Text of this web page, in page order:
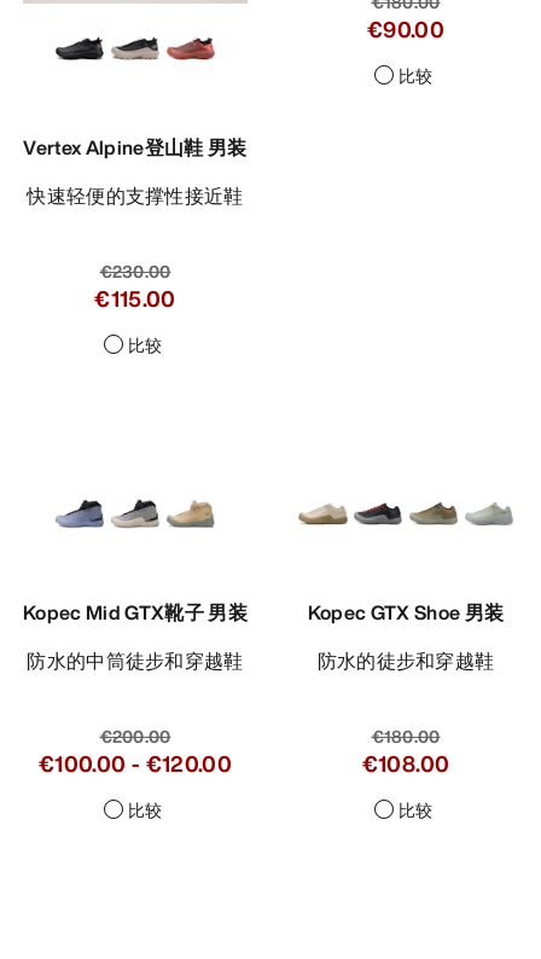
Vertex Alpine登山鞋 男装
快速轻便的支撑性接近鞋
€230.00
€115.00
比较
€90.00
比较
Kopec Mid GTX靴子 男装
防水的中筒徒步和穿越鞋
€200.00
€100.00 - €120.00
比较
Kopec GTX Shoe 男装
防水的徒步和穿越鞋
€180.00
€108.00
比较